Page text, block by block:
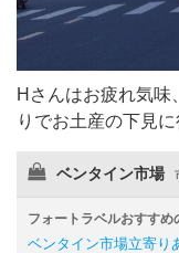
Hさんはお疲れ気味
りでお土産の下見に
ベンタイン市場
フォートラベルおすす
ベンタイン市場立寄